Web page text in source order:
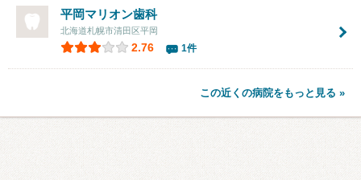
平岡マリオン歯科
北海道札幌市清田区平岡
2.76 1件
この近くの病院をもっと見る »